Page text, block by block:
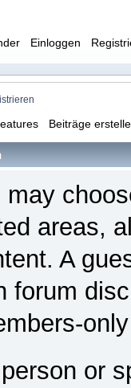
Einloggen
Beiträge
may
areas,
A
forum
or